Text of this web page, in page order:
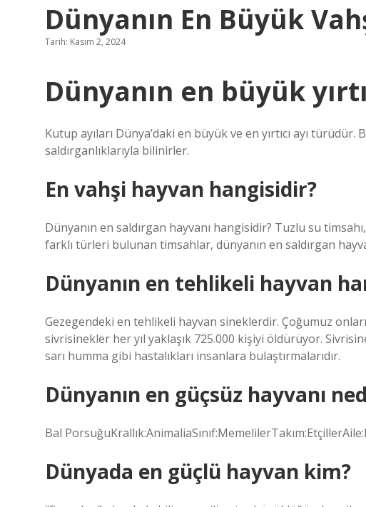
Dünyanın En Büyük
Tarih: Kasım 2, 2024
Dünyanın en büyük
Kutup ayıları Dünya’daki en büyük ve en yırtıcı ayı türüdür.
saldırganlıklarıyla bilinirler.
En vahşi hayvan hangisidir?
Dünyanın en saldırgan hayvanı hangisidir? Tuzlu su
farklı türleri bulunan timsahlar, dünyanın en saldırgan
Dünyanın en tehlikeli hayvan
Gezegendeki en tehlikeli hayvan sineklerdir. Çoğumuz
sivrisinekler her yıl yaklaşık 725.000 kişiyi öldürüyor.
sarı humma gibi hastalıkları insanlara bulaştırmalarıdır.
Dünyanın en güçsüz hayvanı
Bal
Dünyada en güçlü hayvan kim?